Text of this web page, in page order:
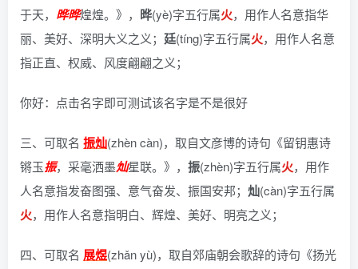
于天， 晔晔煌煌。》 ， 晔(yè)字五行属火，用作人名意指华
丽、美好、深明大义之义； 廷(tíng)字五行属火，用作人名意
指正直、权威、风度翩翩之义；
你好：点击名字即可测试该名字是不是很好
三、可取名 振灿(zhèn càn)， 取自文彦博的诗句《留钥惠诗
锵玉振，采毫洒墨灿星联。》 ， 振(zhèn)字五行属火，用作
人名意指发奋图强、意气奋发、振国安邦； 灿(càn)字五行属
火，用作人名意指明白、辉煌、美好、明亮之义；
四、可取名 展煜(zhǎn yù)， 取自郊庙朝会歌辞的诗句《扬光